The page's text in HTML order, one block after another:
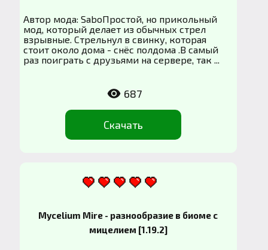
Автор мода: SaboПростой, но прикольный
мод, который делает из обычных стрел
взрывные. Стрельнул в свинку, которая
стоит около дома - снёс полдома .В самый
раз поиграть с друзьями на сервере, так ...
Скачать
687
Mycelium Mire - разнообразие в биоме с
мицелием [1.19.2]